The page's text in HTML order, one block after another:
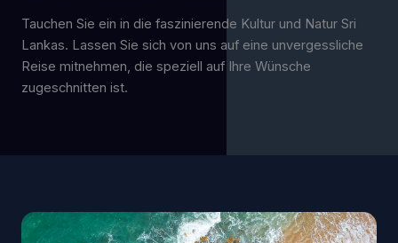
Tauchen Sie ein in die faszinierende Kultur und Natur Sri
Lankas. Lassen Sie sich von uns auf eine unvergessliche
Reise mitnehmen, die speziell auf Ihre Wünsche
zugeschnitten ist.